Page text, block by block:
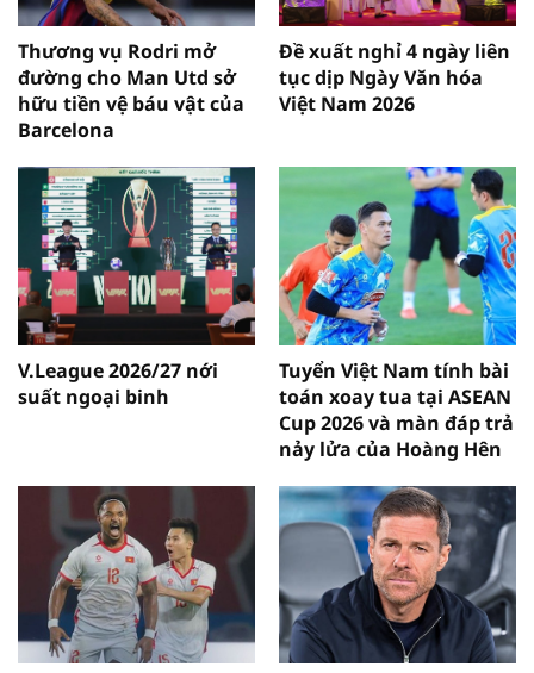
Thương vụ Rodri mở
đường cho Man Utd sở
hữu tiền vệ báu vật của
Barcelona
Đề xuất nghỉ 4 ngày liên
tục dịp Ngày Văn hóa
Việt Nam 2026
V.League 2026/27 nới
suất ngoại binh
Tuyển Việt Nam tính bài
toán xoay tua tại ASEAN
Cup 2026 và màn đáp trả
nảy lửa của Hoàng Hên